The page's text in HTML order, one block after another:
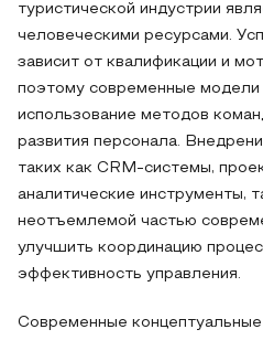
туристической индустрии
человеческими ресурсами.
зависит от квалификации и
поэтому современные модели
использование методов
развития персонала.
таких как CRM-системы,
аналитические инструменты,
неотъемлемой частью
улучшить координацию
эффективность управления.
Современные